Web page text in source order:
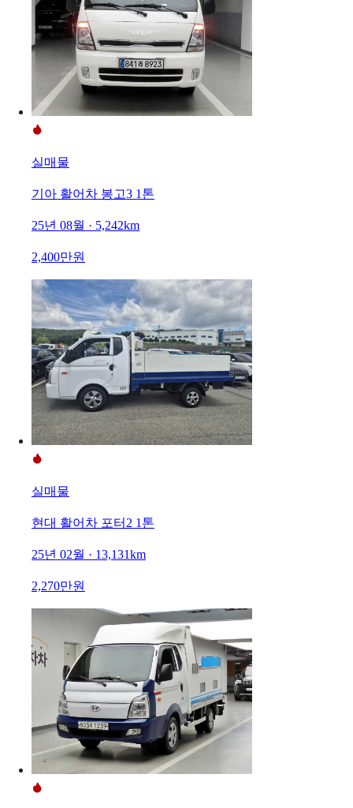
실매물
기아 활어차 봉고3 1톤
25년 08월 · 5,242km
2,400만원
실매물
현대 활어차 포터2 1톤
25년 02월 · 13,131km
2,270만원